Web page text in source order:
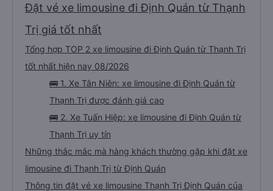
Đặt vé xe limousine đi Định Quán từ Thạnh
Trị giá tốt nhất
Tổng hợp TOP 2 xe limousine đi Định Quán từ Thạnh Trị
tốt nhất hiện nay 08/2026
🚌 1. Xe Tân Niên: xe limousine đi Định Quán từ
Thạnh Trị được đánh giá cao
🚌 2. Xe Tuấn Hiệp: xe limousine đi Định Quán từ
Thạnh Trị uy tín
Những thắc mắc mà hàng khách thường gặp khi đặt xe
limousine đi Thạnh Trị từ Định Quán
Thông tin đặt vé xe limousine Thạnh Trị Định Quán của